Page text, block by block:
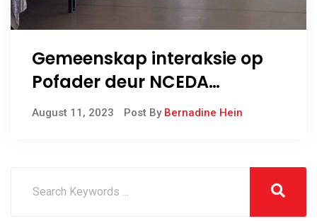
Gemeenskap interaksie op
Pofader deur NCEDA
aangaan die Namakwa
August 11, 2023 Post By Bernadine Hein